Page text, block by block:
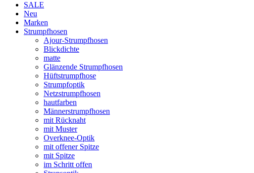
SALE
Neu
Marken
Strumpfhosen
Ajour-Strumpfhosen
Blickdichte
matte
Glänzende Strumpfhosen
Hüftstrumpfhose
Strumpfoptik
Netzstrumpfhosen
hautfarben
Männerstrumpfhosen
mit Rücknaht
mit Muster
Overknee-Optik
mit offener Spitze
mit Spitze
im Schritt offen